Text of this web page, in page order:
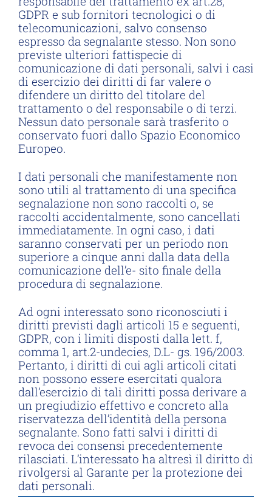
GDPR e sub fornitori tecnologici o di
telecomunicazioni, salvo consenso
espresso da segnalante stesso. Non sono
previste ulteriori fattispecie di
comunicazione di dati personali, salvi i casi
di esercizio dei diritti di far valere o
difendere un diritto del titolare del
trattamento o del responsabile o di terzi.
Nessun dato personale sarà trasferito o
conservato fuori dallo Spazio Economico
Europeo.
I dati personali che manifestamente non
sono utili al trattamento di una specifica
segnalazione non sono raccolti o, se
raccolti accidentalmente, sono cancellati
immediatamente. In ogni caso, i dati
saranno conservati per un periodo non
superiore a cinque anni dalla data della
comunicazione dell’e- sito finale della
procedura di segnalazione.
Ad ogni interessato sono riconosciuti i
diritti previsti dagli articoli 15 e seguenti,
GDPR, con i limiti disposti dalla lett. f,
comma 1, art.2-undecies, D.L- gs. 196/2003.
Pertanto, i diritti di cui agli articoli citati
non possono essere esercitati qualora
dall’esercizio di tali diritti possa derivare a
un pregiudizio effettivo e concreto alla
riservatezza dell’identità della persona
segnalante. Sono fatti salvi i diritti di
revoca dei consensi precedentemente
rilasciati. L’interessato ha altresì il diritto di
rivolgersi al Garante per la protezione dei
dati personali.